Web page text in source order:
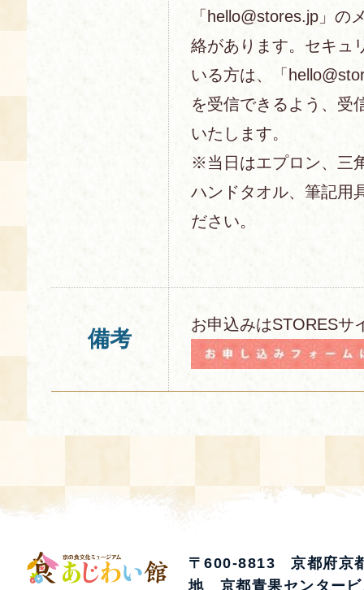
「hello@stores.jp」の
絡があります。セキュ
いる方は、「
を受信できるよう、受
いたします。
※当日はエプロン、三
ハンドタオル、筆記用
ださい。
備考
お申込みはSTORESサ
〒600-8813 京都府京
地 京都青果センタービ